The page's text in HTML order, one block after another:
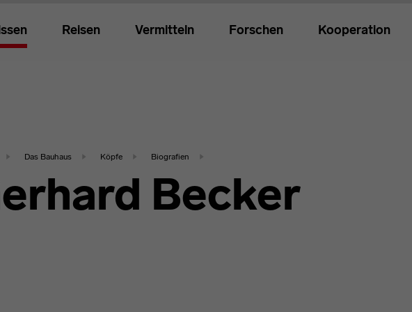
Reisen Vermitteln Forschen Kooperation
Das Bauhaus Köpfe Biografien
Becker